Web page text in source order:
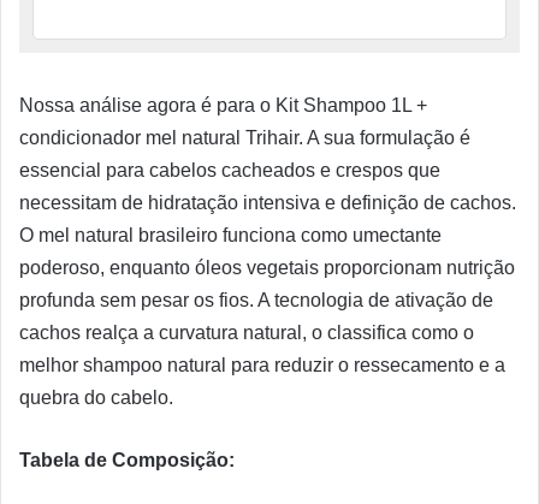
Nossa análise agora é para o Kit Shampoo 1L +
condicionador mel natural Trihair. A sua formulação é
essencial para cabelos cacheados e crespos que
necessitam de hidratação intensiva e definição de cachos.
O mel natural brasileiro funciona como umectante
poderoso, enquanto óleos vegetais proporcionam nutrição
profunda sem pesar os fios. A tecnologia de ativação de
cachos realça a curvatura natural, o classifica como o
melhor shampoo natural para reduzir o ressecamento e a
quebra do cabelo.
Tabela de Composição: